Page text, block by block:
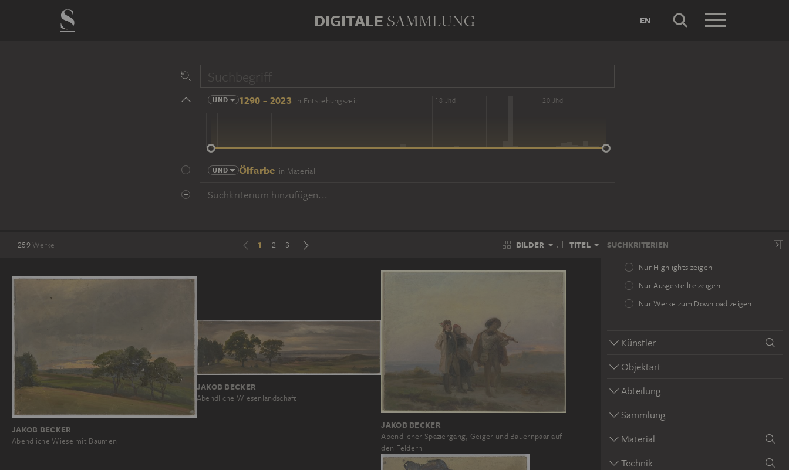
DIGITALE SAMMLUNG EN
UND 1290 - 2023 in Entstehungszeit
14 Jhd 16 Jhd 18 Jhd 20 Jhd
UND Ölfarbe in Material
Suchkriterium hinzufügen...
259Werke 1 2 3 BILDER TITEL SUCHKRITERIEN
Nur Highlights zeigen
Nur Ausgestellte zeigen
Nur Werke zum Download zeigen
Künstler
Objektart
Abteilung
Sammlung
Material
Technik
JAKOB BECKER
Abendliche Wiese mit Bäumen
JAKOB BECKER
Abendliche Wiesenlandschaft
JAKOB BECKER
Abendlicher Spaziergang, Geiger und Bauernpaar auf
den Feldern